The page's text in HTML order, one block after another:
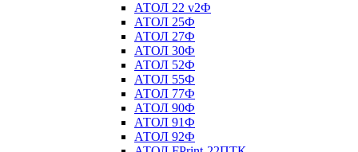
АТОЛ 22 v2Ф
АТОЛ 25Ф
АТОЛ 27Ф
АТОЛ 30Ф
АТОЛ 52Ф
АТОЛ 55Ф
АТОЛ 77Ф
АТОЛ 90Ф
АТОЛ 91Ф
АТОЛ 92Ф